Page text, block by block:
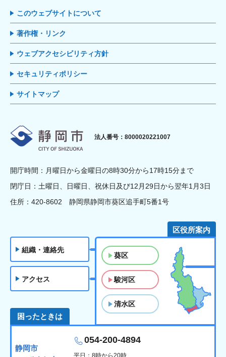
このウェブサイトについて
著作権・リンク
ウェブアクセシビリティ方針
セキュリティポリシー
サイトマップ
静岡市
法人番号：8000020221007
開庁時間：月曜日から金曜日の8時30分から17時15分まで
閉庁日：土曜日、日曜日、祝休日及び12月29日から翌年1月3日
住所：420-8602 静岡県静岡市葵区追手町5番1号
組織・連絡先
アクセス
区役所案内
葵区
駿河区
清水区
困ったときは
静岡市
054-200-4894